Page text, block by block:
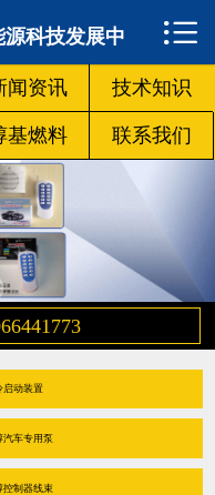
 网站首页
关于我们
产品中心
新闻资讯
技术知识
市场前景
企业文化
醇基燃料
联系我们
科技发展中 
闻资讯 技术知识
基燃料 联系我们
启动装置
汽车专用泵
控制器线束